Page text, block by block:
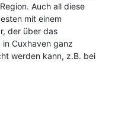
Auch all diese
mit einem
der über das
Cuxhaven ganz
werden kann, z.B. bei